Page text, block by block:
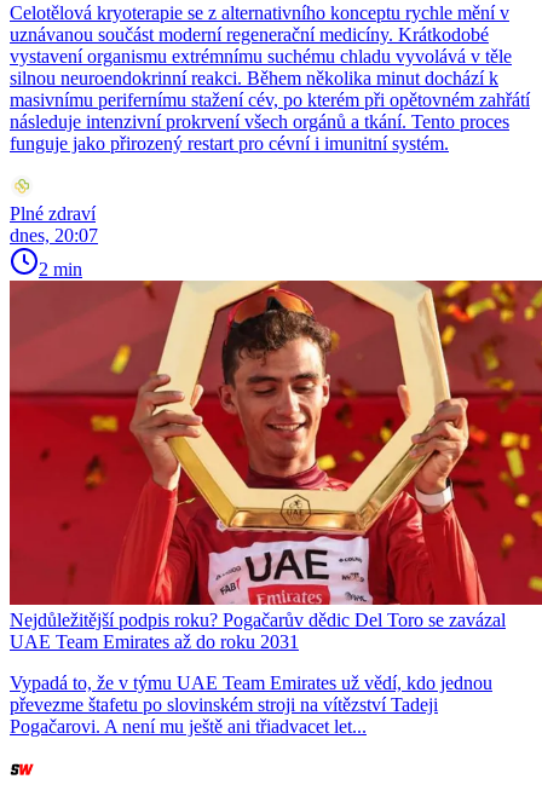
Celotělová kryoterapie se z alternativního konceptu rychle mění v
uznávanou součást moderní regenerační medicíny. Krátkodobé
vystavení organismu extrémnímu suchému chladu vyvolává v těle
silnou neuroendokrinní reakci. Během několika minut dochází k
masivnímu perifernímu stažení cév, po kterém při opětovném zahřátí
následuje intenzivní prokrvení všech orgánů a tkání. Tento proces
funguje jako přirozený restart pro cévní i imunitní systém.
Plné zdraví
dnes, 20:07
2 min
Nejdůležitější podpis roku? Pogačarův dědic Del Toro se zavázal
UAE Team Emirates až do roku 2031
Vypadá to, že v týmu UAE Team Emirates už vědí, kdo jednou
převezme štafetu po slovinském stroji na vítězství Tadeji
Pogačarovi. A není mu ještě ani třiadvacet let...